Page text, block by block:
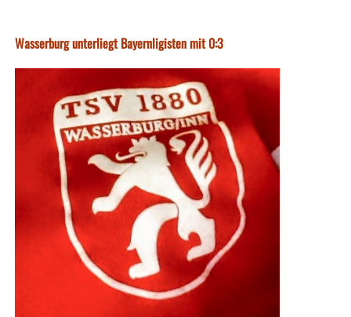
Wasserburg unterliegt Bayernligisten mit 0:3